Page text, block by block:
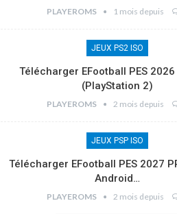
PLAYEROMS 1 mois depuis
JEUX PS2 ISO
Télécharger EFootball PES 2026
(PlayStation 2)
PLAYEROMS 2 mois depuis
JEUX PSP ISO
Télécharger EFootball PES 2027
Android…
PLAYEROMS 2 mois depuis